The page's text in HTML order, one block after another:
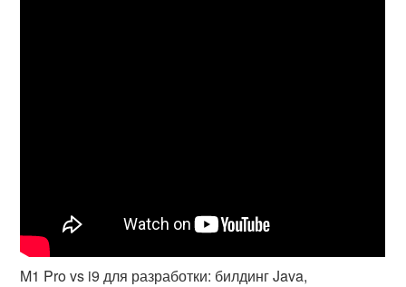
M1 Pro vs i9 для разработки: билдинг Java,